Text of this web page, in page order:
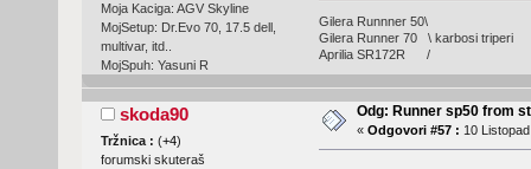
Moja Kaciga: AGV Skyline
MojSetup: Dr.Evo 70, 17.5 dell,
multivar, itd..
MojSpuh: Yasuni R
Gilera Runnner 50\
Gilera Runner 70 \ karbosi triperi
Aprilia SR172R /
skoda90
Tržnica : (+4)
forumski skuteraš
Odg: Runner sp50 from
« Odgovori #57 : 10